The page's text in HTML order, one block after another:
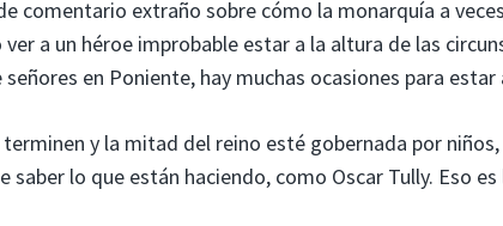
comentario extraño sobre cómo la monarquía a
a un héroe improbable estar a la altura de las
en Poniente, hay muchas ocasiones para estar
terminen y la mitad del reino esté gobernada por
saber lo que están haciendo, como Oscar Tully. Eso